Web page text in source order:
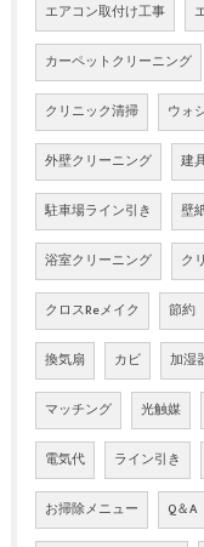
エアコン取付け工事
カーペットクリーニング
クリニック清掃 ウォ
外壁クリーニング 建
駐車場ライン引き 壁
浴室クリーニング ク
クロスReメイク 節約
換気扇 カビ 加湿
マッチング 光触媒
電気代 ライン引き
お掃除メニュー Q＆A